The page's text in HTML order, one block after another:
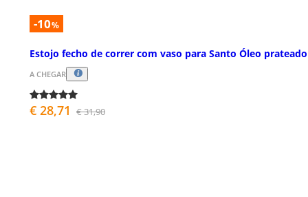
-10%
Estojo fecho de correr com vaso para Santo Óleo prateado
A CHEGAR
€ 28,71 € 31,90